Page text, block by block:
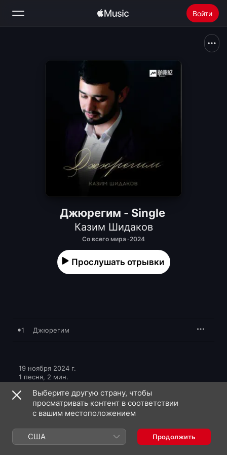
Войти
Установить Apple Music
Джюрегим - Single
Казим Шидаков
Со всего мира · 2024
Прослушать отрывки
1 Джюрегим
19 ноября 2024 г.
1 песня, 2 мин.
Казим Шидаков: еще
Выберите другую страну, чтобы
просматривать контент в соответствии
с вашим местоположением
США Продолжить